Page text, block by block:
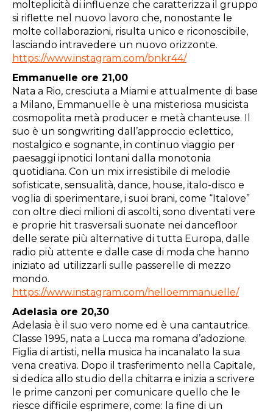
molteplicità di influenze che caratterizza il gruppo
si riflette nel nuovo lavoro che, nonostante le
molte collaborazioni, risulta unico e riconoscibile,
lasciando intravedere un nuovo orizzonte.
https://www.instagram.com/bnkr44/
Emmanuelle ore 21,00
Nata a Rio, cresciuta a Miami e attualmente di base
a Milano, Emmanuelle è una misteriosa musicista
cosmopolita metà producer e metà chanteuse. Il
suo è un songwriting dall’approccio eclettico,
nostalgico e sognante, in continuo viaggio per
paesaggi ipnotici lontani dalla monotonia
quotidiana. Con un mix irresistibile di melodie
sofisticate, sensualità, dance, house, italo-disco e
voglia di sperimentare, i suoi brani, come “Italove”
con oltre dieci milioni di ascolti, sono diventati vere
e proprie hit trasversali suonate nei dancefloor
delle serate più alternative di tutta Europa, dalle
radio più attente e dalle case di moda che hanno
iniziato ad utilizzarli sulle passerelle di mezzo
mondo.
https://www.instagram.com/helloemmanuelle/
Adelasia ore 20,30
Adelasia è il suo vero nome ed è una cantautrice.
Classe 1995, nata a Lucca ma romana d’adozione.
Figlia di artisti, nella musica ha incanalato la sua
vena creativa. Dopo il trasferimento nella Capitale,
si dedica allo studio della chitarra e inizia a scrivere
le prime canzoni per comunicare quello che le
riesce difficile esprimere, come: la fine di un